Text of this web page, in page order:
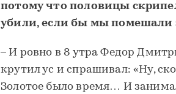
потому что половицы
убили, если бы мы помешали
– И ровно в 8 утра Федор
крутил ус и спрашивал: «Ну,
Золотое было время… И